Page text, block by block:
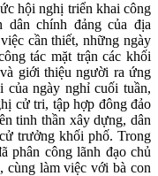
hội nghị triển khai công
chính đảng của địa
cần thiết, những ngày
tác mặt trận các khối
giới thiệu người ra ứng
của ngày nghỉ cuối tuần,
cử tri, tập hợp đông đảo
tinh thần xây dựng, dân
trưởng khối phố. Trong
phân công lãnh đạo chủ
cùng làm việc với bà con